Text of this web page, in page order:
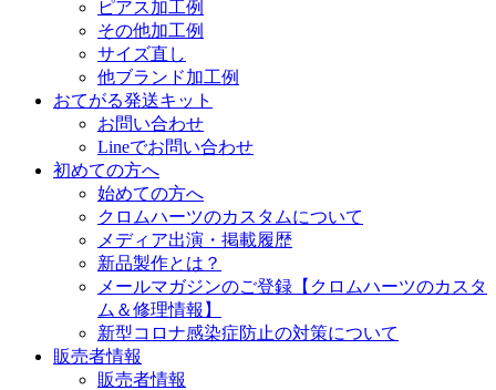
ピアス加工例
その他加工例
サイズ直し
他ブランド加工例
おてがる発送キット
お問い合わせ
Lineでお問い合わせ
初めての方へ
始めての方へ
クロムハーツのカスタムについて
メディア出演・掲載履歴
新品製作とは？
メールマガジンのご登録【クロムハーツのカスタ
ム＆修理情報】
新型コロナ感染症防止の対策について
販売者情報
販売者情報